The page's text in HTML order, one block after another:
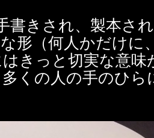
書きされ、製本さ
形（何人かだけに
きっと切実な意味
くの人の手のひら